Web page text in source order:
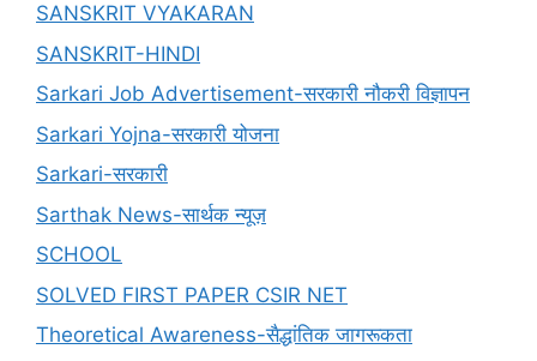
SANSKRIT VYAKARAN
SANSKRIT-HINDI
Sarkari Job Advertisement-सरकारी नौकरी विज्ञापन
Sarkari Yojna-सरकारी योजना
Sarkari-सरकारी
Sarthak News-सार्थक न्यूज़
SCHOOL
SOLVED FIRST PAPER CSIR NET
Theoretical Awareness-सैद्धांतिक जागरूकता